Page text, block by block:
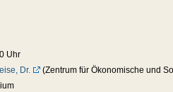
Uhr
Dr.
(Zentrum für Ökonomische und